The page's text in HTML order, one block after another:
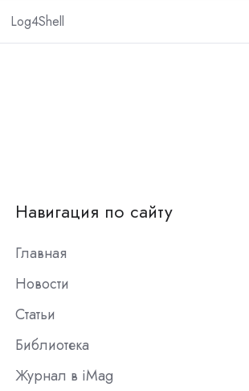
Log4Shell
Навигация по сайту
Главная
Новости
Статьи
Библиотека
Журнал в iMag